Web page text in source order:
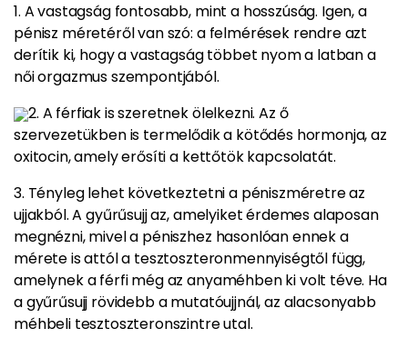
1. A vastagság fontosabb, mint a hosszúság. Igen, a
pénisz méretéről van szó: a felmérések rendre azt
derítik ki, hogy a vastagság többet nyom a latban a
női orgazmus szempontjából.
2. A férfiak is szeretnek ölelkezni. Az ő
szervezetükben is termelődik a kötődés hormonja, az
oxitocin, amely erősíti a kettőtök kapcsolatát.
3. Tényleg lehet következtetni a péniszméretreaz
ujjakból. A gyűrűsujj az, amelyiket érdemes alaposan
megnézni, mivel a péniszhez hasonlóan ennek a
mérete is attól a tesztoszteronmennyiségtől függ,
amelynek a férfi még az anyaméhben ki volt téve. Ha
a gyűrűsujj rövidebb a mutatóujjnál, az alacsonyabb
méhbeli tesztoszteronszintre utal.